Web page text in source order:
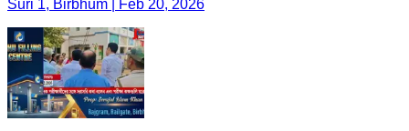
Suri 1, Birbhum | Feb 20, 2026